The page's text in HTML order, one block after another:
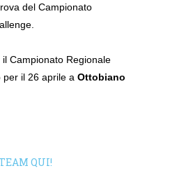
del Campionato
Campionato Regionale
per il 26 aprile aOttobiano
QUI!